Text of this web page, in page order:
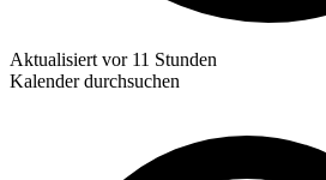
Aktualisiert vor 11 Stunden
Kalender durchsuchen